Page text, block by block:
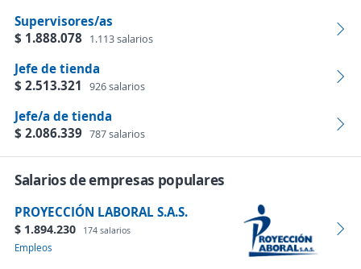
Supervisores/as
$ 1.888.078
1.113 salarios
Jefe de tienda
$ 2.513.321
926 salarios
Jefe/a de tienda
$ 2.086.339 787 salarios
Salarios de empresas populares
PROYECCIÓN LABORAL S.A.S.
$ 1.894.230 174 salarios
Empleos